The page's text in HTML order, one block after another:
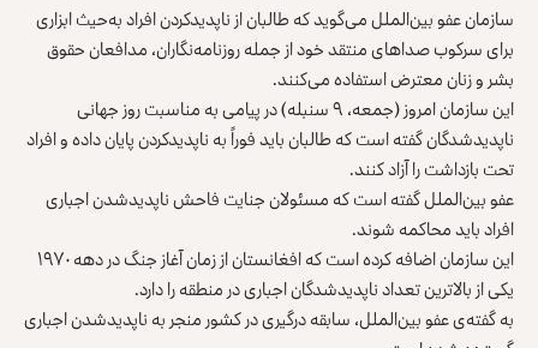
سازمان عفو بین‌الملل می‌گوید که طالبان از ناپدیدکردن افراد به‌حیث ابزاری
برای سرکوب صداهای منتقد خود از جمله روزنامه‌نگاران، مدافعان حقوق
بشر و زنان معترض استفاده می‌کنند.
این سازمان امروز (جمعه، ۹ سنبله) در پیامی به مناسبت روز جهانی
ناپدیدشدگان گفته است که طالبان باید فوراً به ناپدیدکردن پایان داده و افراد
تحت بازداشت را آزاد کنند.
عفو بین‌الملل گفته است که مسئولان جنایت فاحش ناپدیدشدن اجباری
افراد باید محاکمه شوند.
این سازمان اضافه کرده است که افغانستان از زمان آغاز جنگ در دهه ۱۹۷۰
یکی از بالاترین تعداد ناپدیدشدگان اجباری در منطقه را دارد.
به گفته‌ی عفو بین‌الملل، سابقه درگیری در کشور منجر به ناپدیدشدن اجباری